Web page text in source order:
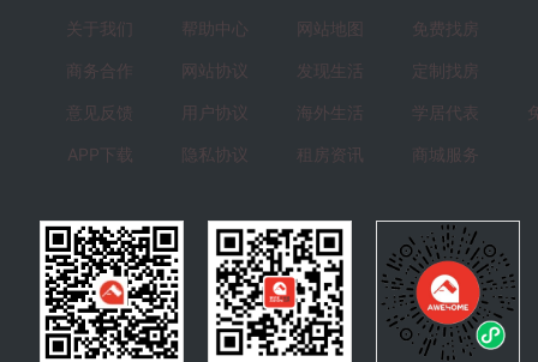
关于我们
商务合作
意见反馈
APP下载
帮助中心
网站协议
用户协议
隐私协议
网站地图
发现生活
海外生活
租房资讯
免费找房
定制找房
学居代表
商城服务